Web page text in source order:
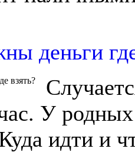
деньги
У
идти и